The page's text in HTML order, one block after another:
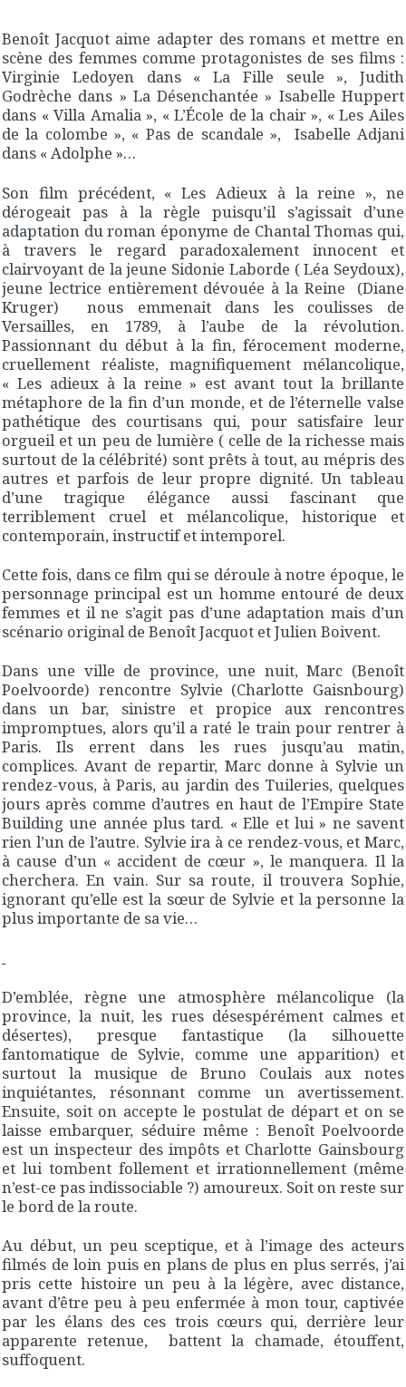
Benoît Jacquot aime adapter des romans et mettre en
scène des femmes comme protagonistes de ses films :
Virginie Ledoyen dans « La Fille seule », Judith
Godrèche dans » La Désenchantée » Isabelle Huppert
dans « Villa Amalia », « L’École de la chair », « Les Ailes
de la colombe », « Pas de scandale », Isabelle Adjani
dans « Adolphe »…
Son film précédent, « Les Adieux à la reine », ne
dérogeait pas à la règle puisqu’il s’agissait d’une
adaptation du roman éponyme de Chantal Thomas qui,
à travers le regard paradoxalement innocent et
clairvoyant de la jeune Sidonie Laborde ( Léa Seydoux),
jeune lectrice entièrement dévouée à la Reine (Diane
Kruger) nous emmenait dans les coulisses de
Versailles, en 1789, à l’aube de la révolution.
Passionnant du début à la fin, férocement moderne,
cruellement réaliste, magnifiquement mélancolique,
« Les adieux à la reine » est avant tout la brillante
métaphore de la fin d’un monde, et de l’éternelle valse
pathétique des courtisans qui, pour satisfaire leur
orgueil et un peu de lumière ( celle de la richesse mais
surtout de la célébrité) sont prêts à tout, au mépris des
autres et parfois de leur propre dignité. Un tableau
d’une tragique élégance aussi fascinant que
terriblement cruel et mélancolique, historique et
contemporain, instructif et intemporel.
Cette fois, dans ce film qui se déroule à notre époque, le
personnage principal est un homme entouré de deux
femmes et il ne s’agit pas d’une adaptation mais d’un
scénario original de Benoît Jacquot et Julien Boivent.
Dans une ville de province, une nuit, Marc (Benoît
Poelvoorde) rencontre Sylvie (Charlotte Gaisnbourg)
dans un bar, sinistre et propice aux rencontres
impromptues, alors qu’il a raté le train pour rentrer à
Paris. Ils errent dans les rues jusqu’au matin,
complices. Avant de repartir, Marc donne à Sylvie un
rendez-vous, à Paris, au jardin des Tuileries, quelques
jours après comme d’autres en haut de l’Empire State
Building une année plus tard. « Elle et lui » ne savent
rien l’un de l’autre. Sylvie ira à ce rendez-vous, et Marc,
à cause d’un « accident de cœur », le manquera. Il la
cherchera. En vain. Sur sa route, il trouvera Sophie,
ignorant qu’elle est la sœur de Sylvie et la personne la
plus importante de sa vie…
D’emblée, règne une atmosphère mélancolique (la
province, la nuit, les rues désespérément calmes et
désertes), presque fantastique (la silhouette
fantomatique de Sylvie, comme une apparition) et
surtout la musique de Bruno Coulais aux notes
inquiétantes, résonnant comme un avertissement.
Ensuite, soit on accepte le postulat de départ et on se
laisse embarquer, séduire même : Benoît Poelvoorde
est un inspecteur des impôts et Charlotte Gainsbourg
et lui tombent follement et irrationnellement (même
n’est-ce pas indissociable ?) amoureux. Soit on reste sur
le bord de la route.
Au début, un peu sceptique, et à l’image des acteurs
filmés de loin puis en plans de plus en plus serrés, j’ai
pris cette histoire un peu à la légère, avec distance,
avant d’être peu à peu enfermée à mon tour, captivée
par les élans des ces trois cœurs qui, derrière leur
apparente retenue, battent la chamade, étouffent,
suffoquent.